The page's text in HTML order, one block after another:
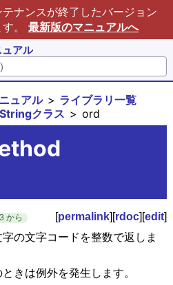
ナンスが終了したバージョン
。 最新版のマニュアルへ
アル
ュアル
ライブラリ一覧
Stringクラス ord
から [permalink][rdoc][edit]
の文字コードを整数で返しま
きは例外を発生します。